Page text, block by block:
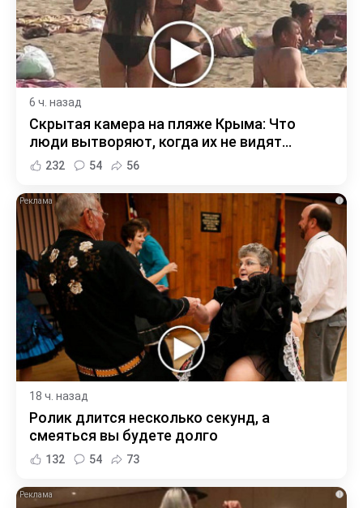
6 ч. назад
Скрытая камера на пляже Крыма: Что
люди вытворяют, когда их не видят...
232 54 56
i
18 ч. назад
Ролик длится несколько секунд, а
смеяться вы будете долго
132 54 73
i